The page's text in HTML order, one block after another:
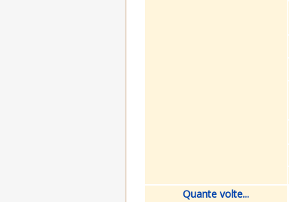
Quante volte...